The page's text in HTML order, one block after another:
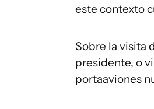
este contexto
Sobre la visita
presidente, o
portaaviones